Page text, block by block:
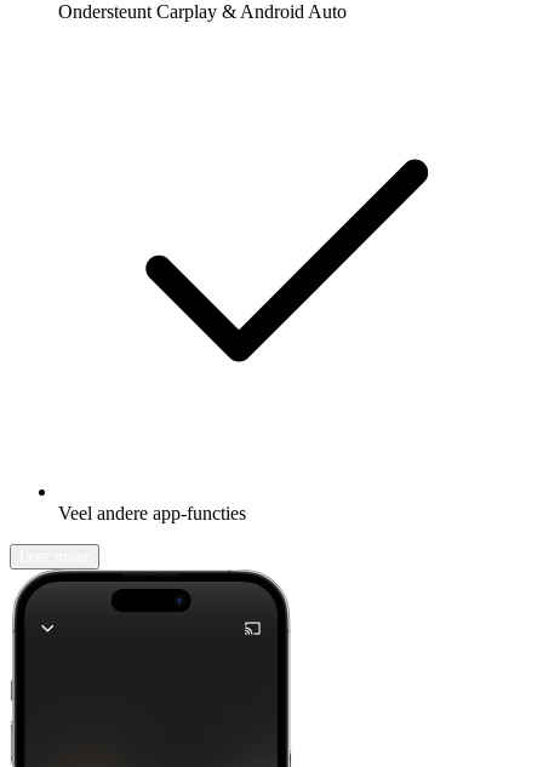
Ondersteunt Carplay & Android Auto
Veel andere app-functies